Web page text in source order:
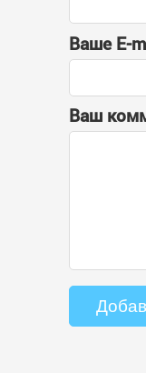
Ваше E-
Ваш